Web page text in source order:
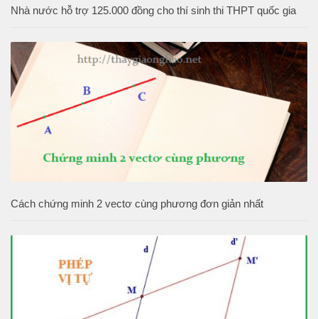
Nhà nước hỗ trợ 125.000 đồng cho thí sinh thi THPT quốc gia
Cách chứng minh 2 vectơ cùng phương đơn giản nhất